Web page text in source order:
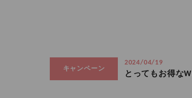
キャンペーン
2024/04/19
とってもお得な